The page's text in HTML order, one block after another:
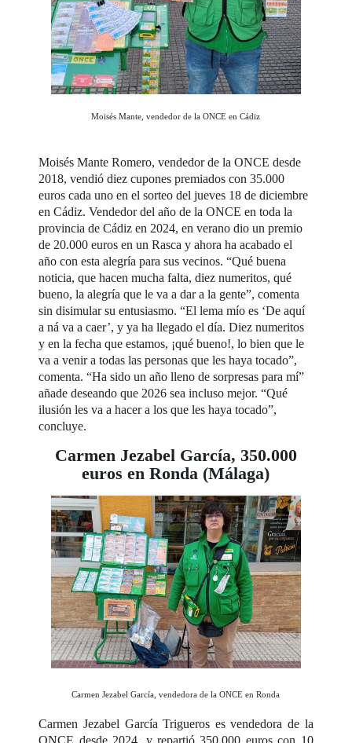
Moisés Mante, vendedor de la ONCE en Cádiz
Moisés Mante Romero, vendedor de la ONCE desde
2018, vendió diez cupones premiados con 35.000
euros cada uno en el sorteo del jueves 18 de diciembre
en Cádiz. Vendedor del año de la ONCE en toda la
provincia de Cádiz en 2024, en verano dio un premio
de 20.000 euros en un Rasca y ahora ha acabado el
año con esta alegría para sus vecinos. “Qué buena
noticia, que hacen mucha falta, diez numeritos, qué
bueno, la alegría que le va a dar a la gente”, comenta
sin disimular su entusiasmo. “El lema mío es ‘De aquí
a ná va a caer’, y ya ha llegado el día. Diez numeritos
y en la fecha que estamos, ¡qué bueno!, lo bien que le
va a venir a todas las personas que les haya tocado”,
comenta. “Ha sido un año lleno de sorpresas para mí”
añade deseando que 2026 sea incluso mejor. “Qué
ilusión les va a hacer a los que les haya tocado”,
concluye.
Carmen Jezabel García, 350.000
euros en Ronda (Málaga)
Carmen Jezabel García, vendedora de la ONCE en Ronda
Carmen Jezabel García Trigueros es vendedora de la
ONCE desde 2024, y repartió 350.000 euros con 10